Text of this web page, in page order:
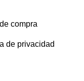
compra
de privacidad